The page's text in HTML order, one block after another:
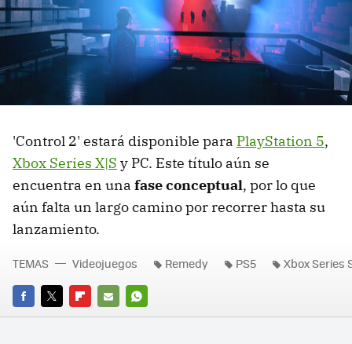
'Control 2' estará disponible para PlayStation 5,
Xbox Series X|S y PC. Este título aún se
encuentra en una fase conceptual, por lo que
aún falta un largo camino por recorrer hasta su
lanzamiento.
FACEBOOK
TWITTERFLIPBOARD
E-
WHATSAPP
TEMAS Videojuegos Remedy PS5 Xbox Series